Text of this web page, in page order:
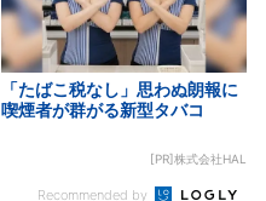
「たばこ税なし」思わぬ朗報に
喫煙者が群がる新型タバコ
[PR]株式会社HAL
Recommended by